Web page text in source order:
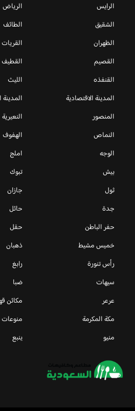
الرايس
الرياض
الشقيق
الطائف
الظهران
القريات
القصيم
القطيف
القنفذه
الليث
المدينة الاقتصادية
المدينة
المنصور
النعيرية
النماص
الهفوف
الوجه
املج
بيش
تبوك
ثول
جازان
جدة
حائل
حفر الباطن
حقل
خميس مشيط
ذهبان
رأس تنورة
رابغ
سيهات
ضبا
عرعر
مكائن
مكة المكرمة
منوعات
منيو
ينبع